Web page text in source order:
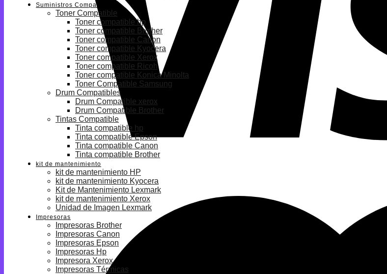
Suministros Compatibles
Toner Compatible
Toner compatible hp
Toner compatible Brother
Toner compatible Canon
Toner compatible Kyocera
Toner compatible Xerox
Toner compatible Ricoh
Toner compatible Konica Minolta
Toner Compatible Samsung
Drum Compatibles
Drum Compatible xerox
Drum Compatible Brother
Tintas Compatible
Tinta compatible hp
Tinta compatible Epson
Tinta compatible Canon
Tinta compatible Brother
kit de mantenimiento
kit de mantenimiento HP
kit de mantenimiento Kyocera
Kit de Mantenimiento Lexmark
kit de mantenimiento Xerox
Unidad de Imagen Lexmark
Impresoras
Impresoras Brother
Impresoras Canon
Impresoras Epson
Impresoras Hp
Impresora Xerox
Impresoras Térmicas